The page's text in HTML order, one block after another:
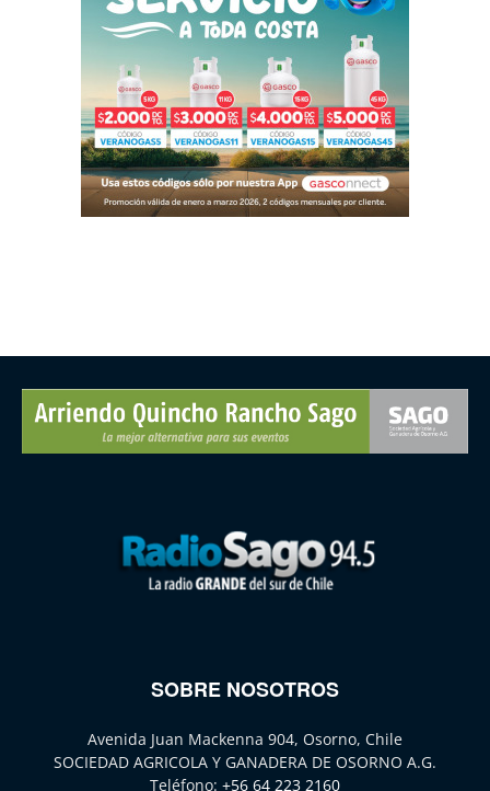
SOBRE NOSOTROS
Avenida Juan Mackenna 904, Osorno, Chile
SOCIEDAD AGRICOLA Y GANADERA DE OSORNO A.G.
Teléfono: +56 64 223 2160